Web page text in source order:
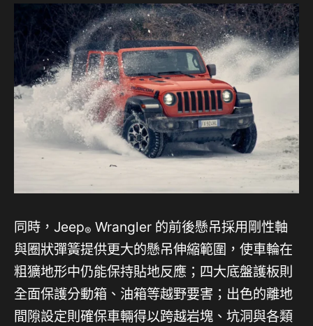
同時，Jeep® Wrangler 的前後懸吊採用剛性軸
與圈狀彈簧提供更大的懸吊伸縮範圍，使車輪在
粗獷地形中仍能保持貼地反應；四大底盤護板則
全面保護分動箱、油箱等越野要害；出色的離地
間隙設定則確保車輛得以跨越岩塊、坑洞與各類